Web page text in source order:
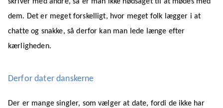
dem. Det er meget forskelligt, hvor meget folk lægger i at
chatte og snakke, så derfor kan man lede længe efter
kærligheden.
Derfor dater danskerne
Der er mange singler, som vælger at date, fordi de ikke har